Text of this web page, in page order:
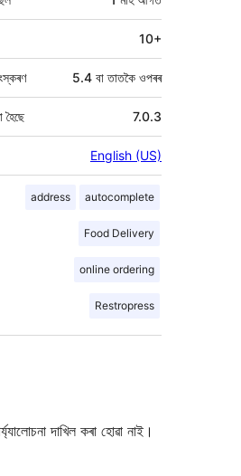
10+
5.4 বা তাতকৈ ওপৰৰ
হৈছে 7.0.3
English (US)
address autocomplete
Food Delivery
online ordering
Restropress
দাখিল কৰা হোৱা নাই।